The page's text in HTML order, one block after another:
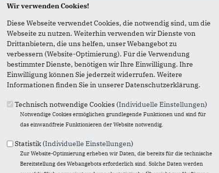
Geschäftszeiten:
16 bis 18 Uhr
Sprechzeiten:
Jederzeit nach Vereinbarung
Die Mitarbeiter der Kreisgeschäftsstelle stehen Ihnen gerne
per E-Mail und telefonisch zur Verfügung.
Kreisgeschäftsführerin:
Mitarbeiterin:
Falls Sie Interesse an unserem Newsletter haben, schreiben
Sie uns gerne über das Kontaktformular.
Wir verwenden Cookies!
Diese Webseite verwendet Cookies, die notwendig sind, um die
Webseite zu nutzen. Weiterhin verwenden wir Dienste von
Drittanbietern, die uns helfen, unser Webangebot zu
verbessern (Website-Optimierung). Für die Verwendung
bestimmter Dienste, benötigen wir Ihre Einwilligung. Ihre
Einwilligung können Sie jederzeit widerrufen. Weitere
Informationen finden Sie in unserer Datenschutzerklärung.
Technisch notwendige Cookies (Individuelle Einstellungen)
Notwendige Cookies ermöglichen grundlegende Funktionen und sind für
das einwandfreie Funktionieren der Website notwendig.
Statistik (Individuelle Einstellungen)
Zur Website-Optimierung erheben wir Daten, die bereits für die technische
Bereitstellung des Webangebots erforderlich sind. Solche Daten werden